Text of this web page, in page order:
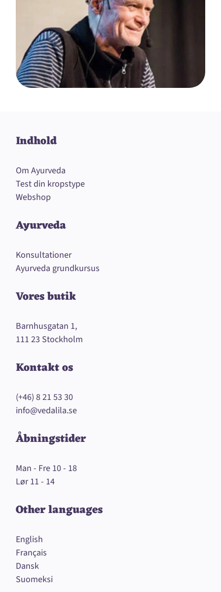
Indhold
Om Ayurveda
Test din kropstype
Webshop
Ayurveda
Konsultationer
Ayurveda grundkursus
Vores butik
Barnhusgatan 1,
111 23 Stockholm
Kontakt os
(+46) 8 21 53 30
info@vedalila.se
Åbningstider
Man - Fre 10 - 18
Lør 11 - 14
Other languages
English
Français
Dansk
Suomeksi